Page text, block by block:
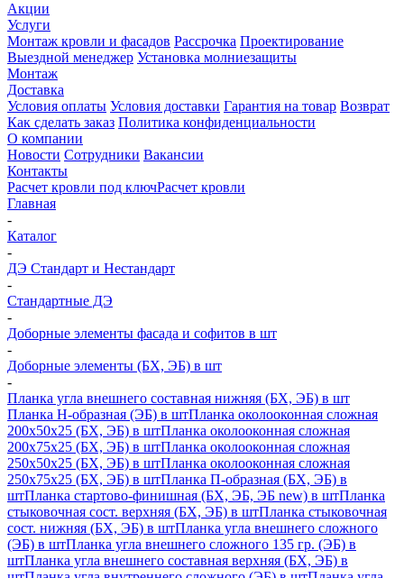
Акции
Услуги
Монтаж кровли и фасадов Рассрочка Проектирование
Выездной менеджер Установка молниезащиты
Монтаж
Доставка
Условия оплаты Условия доставки Гарантия на товар Возврат
Как сделать заказ Политика конфиденциальности
О компании
Новости Сотрудники Вакансии
Контакты
Расчет кровли под ключРасчет кровли
Главная
-
Каталог
-
ДЭ Стандарт и Нестандарт
-
Стандартные ДЭ
-
Доборные элементы фасада и софитов в шт
-
Доборные элементы (БХ, ЭБ) в шт
-
Планка угла внешнего составная нижняя (БХ, ЭБ) в шт
Планка H-образная (ЭБ) в штПланка околооконная сложная
200х50х25 (БХ, ЭБ) в штПланка околооконная сложная
200х75х25 (БХ, ЭБ) в штПланка околооконная сложная
250х50х25 (БХ, ЭБ) в штПланка околооконная сложная
250х75х25 (БХ, ЭБ) в штПланка П-образная (БХ, ЭБ) в
штПланка стартово-финишная (БХ, ЭБ, ЭБ new) в штПланка
стыковочная сост. верхняя (БХ, ЭБ) в штПланка стыковочная
сост. нижняя (БХ, ЭБ) в штПланка угла внешнего сложного
(ЭБ) в штПланка угла внешнего сложного 135 гр. (ЭБ) в
штПланка угла внешнего составная верхняя (БХ, ЭБ) в